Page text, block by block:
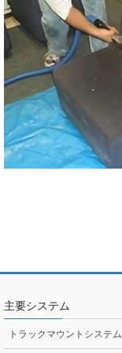
主要システム
トラックマウントシステム